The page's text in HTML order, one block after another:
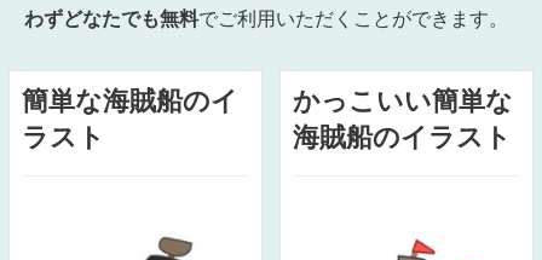
わずどなたでも無料でご利用いただくことができます。
簡単な海賊船のイ
ラスト
かっこいい簡単な
海賊船のイラスト